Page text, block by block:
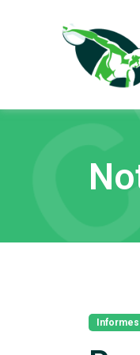
Informes